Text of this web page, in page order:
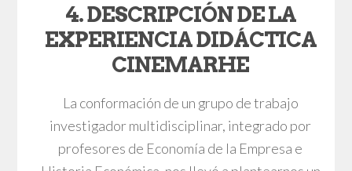
4. DESCRIPCIÓN DE LA
EXPERIENCIA DIDÁCTICA
CINEMARHE
La conformación de un grupo de trabajo
investigador multidisciplinar, integrado por
profesores de Economía de la Empresa e